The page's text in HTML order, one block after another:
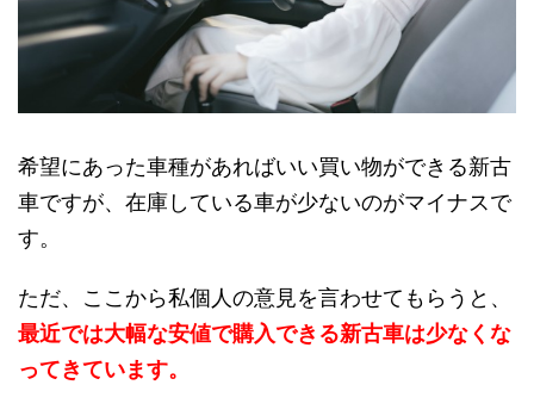
希望にあった車種があればいい買い物ができる新古
車ですが、在庫している車が少ないのがマイナスで
す。
ただ、ここから私個人の意見を言わせてもらうと、
最近では大幅な安値で購入できる新古車は少なくな
ってきています。